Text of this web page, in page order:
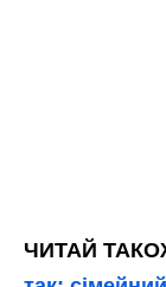
ЧИТАЙ